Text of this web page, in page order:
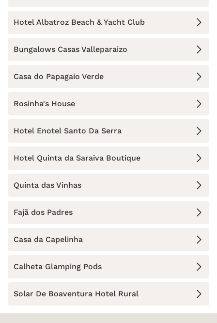
Hotel Albatroz Beach & Yacht Club
Bungalows Casas Valleparaizo
Casa do Papagaio Verde
Rosinha's House
Hotel Enotel Santo Da Serra
Hotel Quinta da Saraiva Boutique
Quinta das Vinhas
Fajã dos Padres
Casa da Capelinha
Calheta Glamping Pods
Solar De Boaventura Hotel Rural